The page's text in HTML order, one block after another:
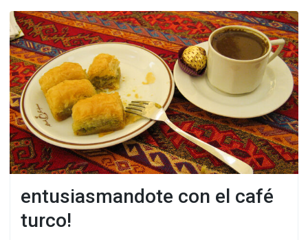
entusiasmandote con el café
turco!